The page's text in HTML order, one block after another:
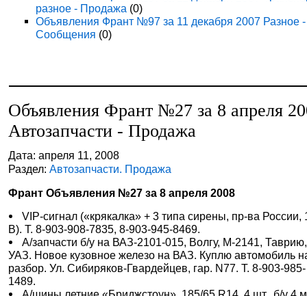
разное - Продажа (0)
Объявления Франт №97 за 11 декабря 2007 Разное -
Сообщения (0)
Объявления Франт №27 за 8 апреля
Автозапчасти - Продажа
Дата: апреля 11, 2008
Раздел:Автозапчасти. Продажа
Франт Объявления №27 за 8 апреля 2008
VIP-сигнал («крякалка» + 3 типа сирены, пр-ва России,
В). Т. 8-903-908-7835, 8-903-945-8469.
А/запчасти б/у на ВАЗ-2101-015, Волгу, М-2141, Таврию,
УАЗ. Новое кузовное железо на ВАЗ. Куплю автомобиль
разбор. Ул. Сибиряков-Гвардейцев, гар. N77. Т. 8-903-985-
1489.